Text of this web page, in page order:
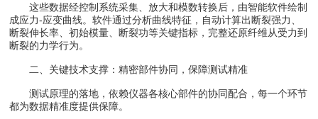
这些数据经控制系统采集、放大和模数转换后，由智能软件绘制
成应力-应变曲线。软件通过分析曲线特征，自动计算出断裂强力、
断裂伸长率、初始模量、断裂功等关键指标，完整还原纤维从受力到
断裂的力学行为。
二、关键技术支撑：精密部件协同，保障测试精准
测试原理的落地，依赖仪器各核心部件的协同配合，每一个环节
都为数据精准度提供保障。